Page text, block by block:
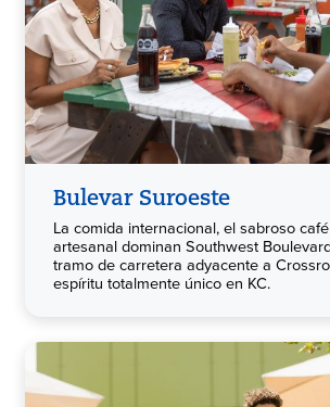
Bulevar Suroeste
La comida internacional, el sabroso
artesanal dominan Southwest
tramo de carretera adyacente a
espíritu totalmente único en KC.